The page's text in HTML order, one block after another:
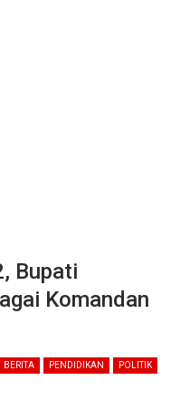
Bupati
Komandan
BERITA PENDIDIKAN POLITIK